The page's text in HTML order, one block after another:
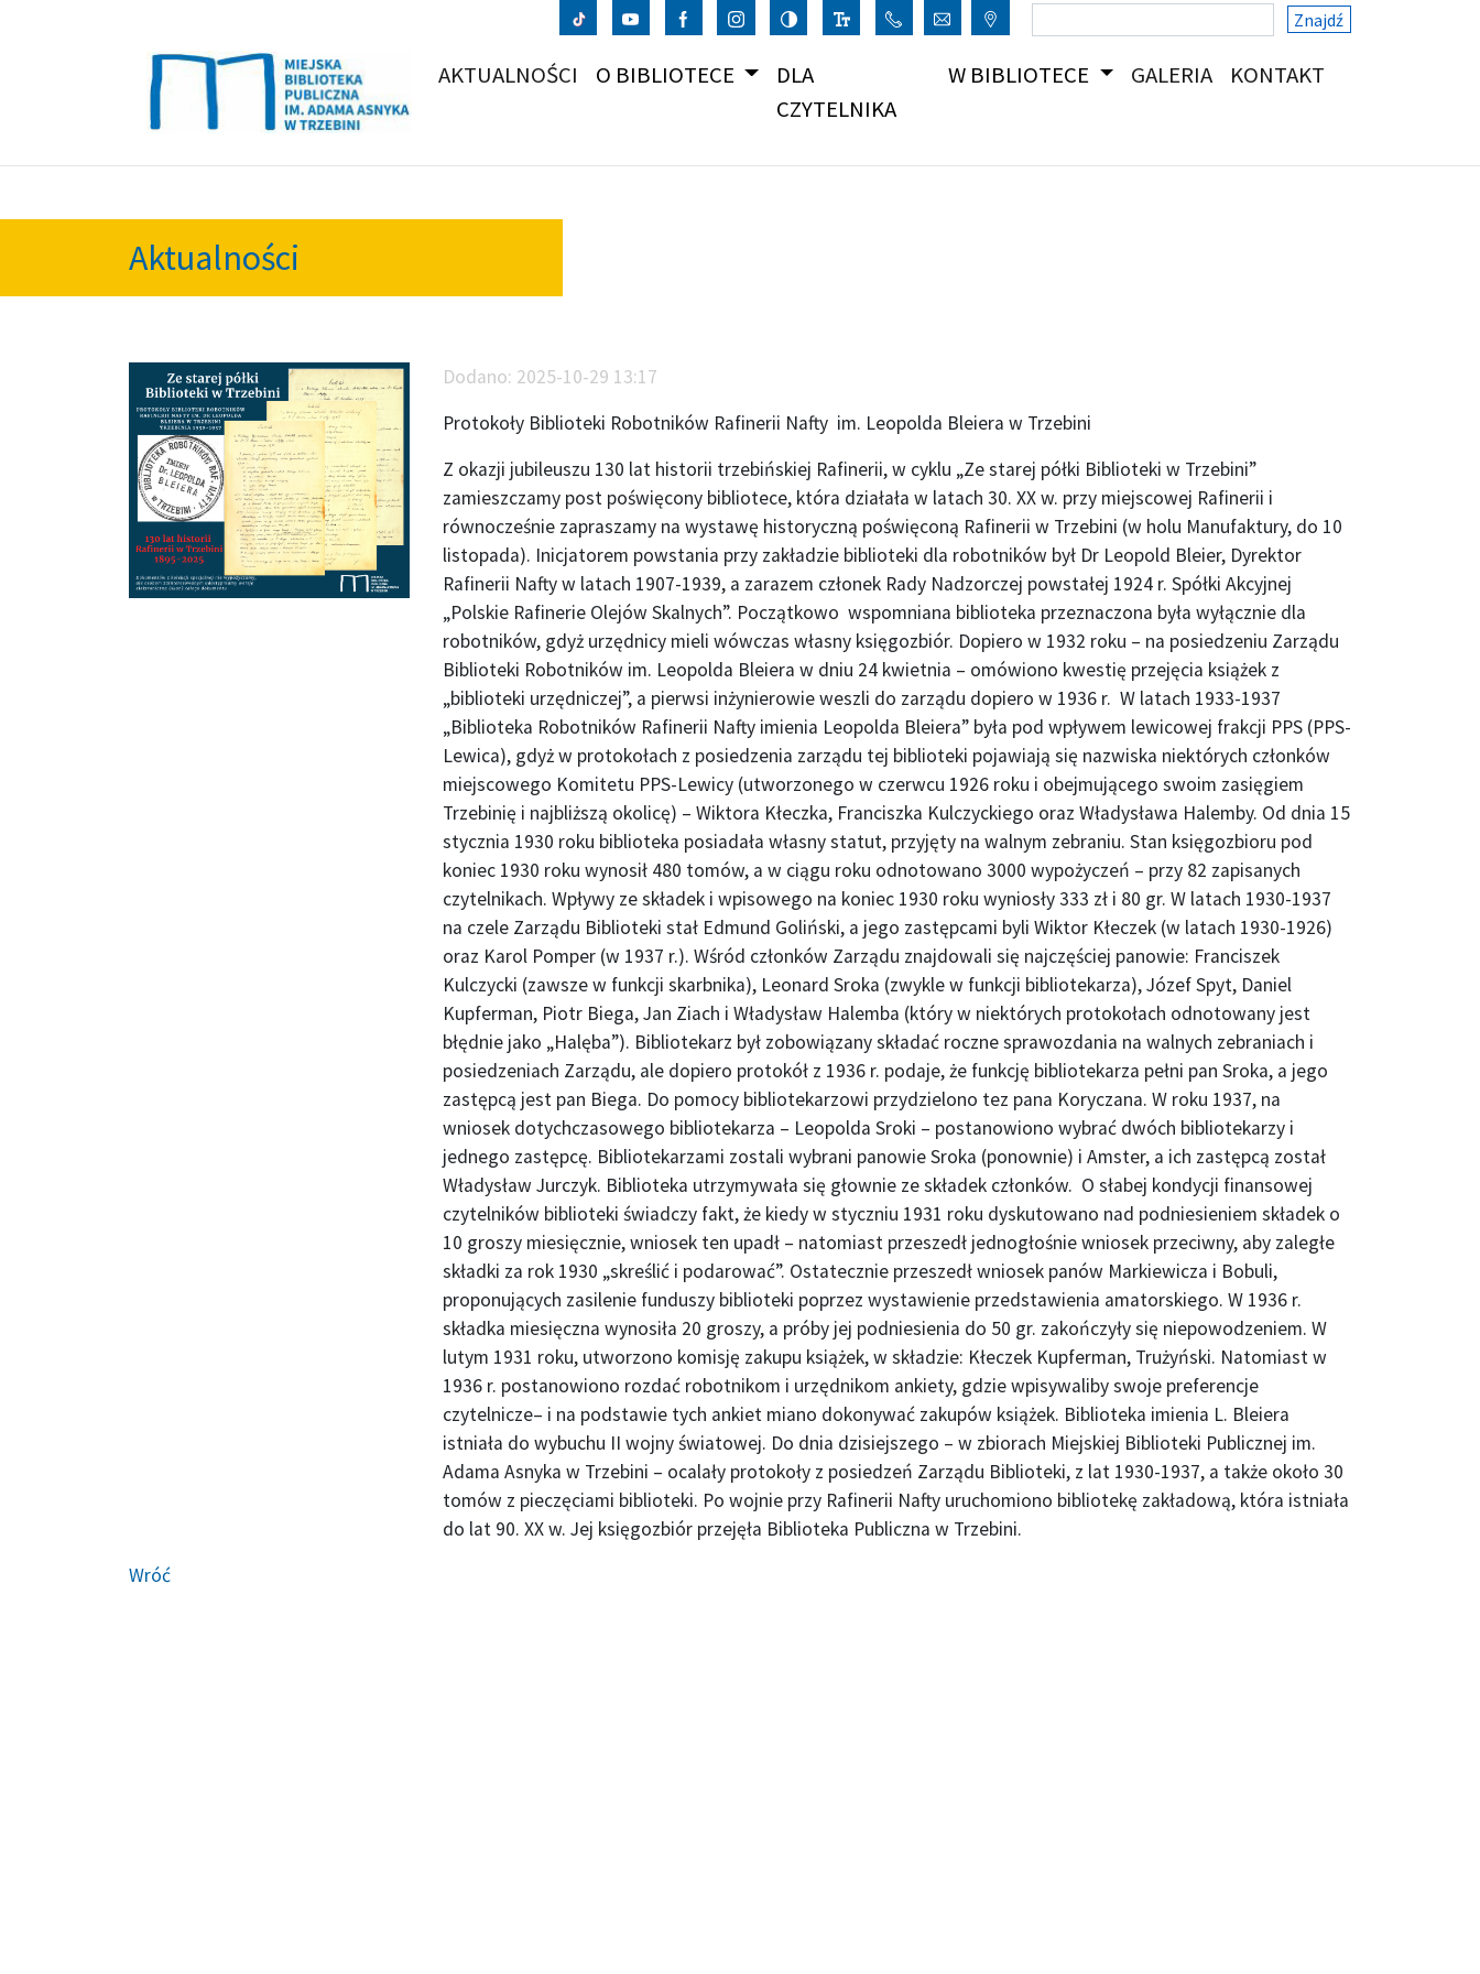
Znajdź
AKTUALNOŚCI (CURRENT)
O BIBLIOTECE
DLA
CZYTELNIKA
W BIBLIOTECE GALERIA(CURRENT)
KONTAKT
Aktualności
Dodano: 2025-10-29 13:17
Protokoły Biblioteki Robotników Rafinerii Nafty im. Leopolda Bleiera w Trzebini
Z okazji jubileuszu 130 lat historii trzebińskiej Rafinerii, w cyklu „Ze starej półki Biblioteki w Trzebini”
zamieszczamy post poświęcony bibliotece, która działała w latach 30. XX w. przy miejscowej Rafinerii i
równocześnie zapraszamy na wystawę historyczną poświęconą Rafinerii w Trzebini (w holu Manufaktury, do 10
listopada). Inicjatorem powstania przy zakładzie biblioteki dla robotników był Dr Leopold Bleier, Dyrektor
Rafinerii Nafty w latach 1907-1939, a zarazem członek Rady Nadzorczej powstałej 1924 r. Spółki Akcyjnej
„Polskie Rafinerie Olejów Skalnych”. Początkowo wspomniana biblioteka przeznaczona była wyłącznie dla
robotników, gdyż urzędnicy mieli wówczas własny księgozbiór. Dopiero w 1932 roku – na posiedzeniu Zarządu
Biblioteki Robotników im. Leopolda Bleiera w dniu 24 kwietnia – omówiono kwestię przejęcia książek z
„biblioteki urzędniczej”, a pierwsi inżynierowie weszli do zarządu dopiero w 1936 r. W latach 1933-1937
„Biblioteka Robotników Rafinerii Nafty imienia Leopolda Bleiera” była pod wpływem lewicowej frakcji PPS (PPS-
Lewica), gdyż w protokołach z posiedzenia zarządu tej biblioteki pojawiają się nazwiska niektórych członków
miejscowego Komitetu PPS-Lewicy (utworzonego w czerwcu 1926 roku i obejmującego swoim zasięgiem
Trzebinię i najbliższą okolicę) – Wiktora Kłeczka, Franciszka Kulczyckiego oraz Władysława Halemby. Od dnia 15
stycznia 1930 roku biblioteka posiadała własny statut, przyjęty na walnym zebraniu. Stan księgozbioru pod
koniec 1930 roku wynosił 480 tomów, a w ciągu roku odnotowano 3000 wypożyczeń – przy 82 zapisanych
czytelnikach. Wpływy ze składek i wpisowego na koniec 1930 roku wyniosły 333 zł i 80 gr. W latach 1930-1937
na czele Zarządu Biblioteki stał Edmund Goliński, a jego zastępcami byli Wiktor Kłeczek (w latach 1930-1926)
oraz Karol Pomper (w 1937 r.). Wśród członków Zarządu znajdowali się najczęściej panowie: Franciszek
Kulczycki (zawsze w funkcji skarbnika), Leonard Sroka (zwykle w funkcji bibliotekarza), Józef Spyt, Daniel
Kupferman, Piotr Biega, Jan Ziach i Władysław Halemba (który w niektórych protokołach odnotowany jest
błędnie jako „Halęba”). Bibliotekarz był zobowiązany składać roczne sprawozdania na walnych zebraniach i
posiedzeniach Zarządu, ale dopiero protokół z 1936 r. podaje, że funkcję bibliotekarza pełni pan Sroka, a jego
zastępcą jest pan Biega. Do pomocy bibliotekarzowi przydzielono tez pana Koryczana. W roku 1937, na
wniosek dotychczasowego bibliotekarza – Leopolda Sroki – postanowiono wybrać dwóch bibliotekarzy i
jednego zastępcę. Bibliotekarzami zostali wybrani panowie Sroka (ponownie) i Amster, a ich zastępcą został
Władysław Jurczyk. Biblioteka utrzymywała się głownie ze składek członków. O słabej kondycji finansowej
czytelników biblioteki świadczy fakt, że kiedy w styczniu 1931 roku dyskutowano nad podniesieniem składek o
10 groszy miesięcznie, wniosek ten upadł – natomiast przeszedł jednogłośnie wniosek przeciwny, aby zaległe
składki za rok 1930 „skreślić i podarować”. Ostatecznie przeszedł wniosek panów Markiewicza i Bobuli,
proponujących zasilenie funduszy biblioteki poprzez wystawienie przedstawienia amatorskiego. W 1936 r.
składka miesięczna wynosiła 20 groszy, a próby jej podniesienia do 50 gr. zakończyły się niepowodzeniem. W
lutym 1931 roku, utworzono komisję zakupu książek, w składzie: Kłeczek Kupferman, Trużyński. Natomiast w
1936 r. postanowiono rozdać robotnikom i urzędnikom ankiety, gdzie wpisywaliby swoje preferencje
czytelnicze– i na podstawie tych ankiet miano dokonywać zakupów książek. Biblioteka imienia L. Bleiera
istniała do wybuchu II wojny światowej. Do dnia dzisiejszego – w zbiorach Miejskiej Biblioteki Publicznej im.
Adama Asnyka w Trzebini – ocalały protokoły z posiedzeń Zarządu Biblioteki, z lat 1930-1937, a także około 30
tomów z pieczęciami biblioteki. Po wojnie przy Rafinerii Nafty uruchomiono bibliotekę zakładową, która istniała
do lat 90. XX w. Jej księgozbiór przejęła Biblioteka Publiczna w Trzebini.
Wróć